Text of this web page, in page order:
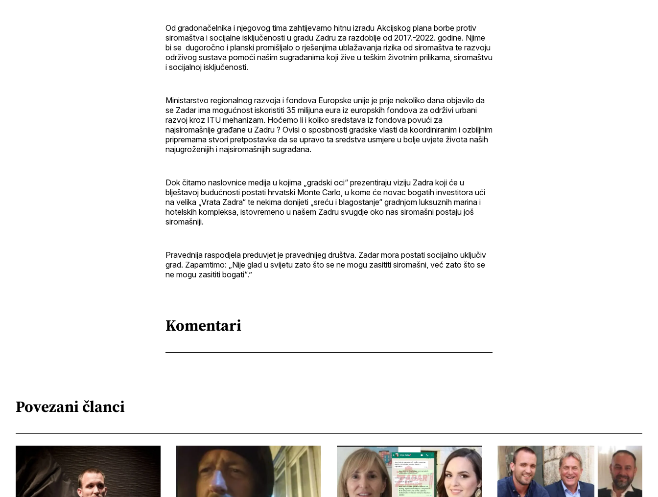
Od gradonačelnika i njegovog tima zahtijevamo hitnu izradu Akcijskog plana borbe protiv
siromaštva i socijalne isključenosti u gradu Zadru za razdoblje od 2017.-2022. godine. Njime
bi se dugoročno i planski promišljalo o rješenjima ublažavanja rizika od siromaštva te razvoju
održivog sustava pomoći našim sugrađanima koji žive u teškim životnim prilikama, siromaštvu
i socijalnoj isključenosti.
Ministarstvo regionalnog razvoja i fondova Europske unije je prije nekoliko dana objavilo da
se Zadar ima mogućnost iskoristiti 35 milijuna eura iz europskih fondova za održivi urbani
razvoj kroz ITU mehanizam. Hoćemo li i koliko sredstava iz fondova povući za
najsiromašnije građane u Zadru ? Ovisi o sposbnosti gradske vlasti da koordiniranim i ozbiljnim
pripremama stvori pretpostavke da se upravo ta sredstva usmjere u bolje uvjete života naših
najugroženijih i najsiromašnijih sugrađana.
Dok čitamo naslovnice medija u kojima „gradski oci“ prezentiraju viziju Zadra koji će u
blještavoj budućnosti postati hrvatski Monte Carlo, u kome će novac bogatih investitora ući
na velika „Vrata Zadra“ te nekima donijeti „sreću i blagostanje“ gradnjom luksuznih marina i
hotelskih kompleksa, istovremeno u našem Zadru svugdje oko nas siromašni postaju još
siromašniji.
Pravednija raspodjela preduvjet je pravednijeg društva. Zadar mora postati socijalno uključiv
grad. Zapamtimo: „Nije glad u svijetu zato što se ne mogu zasititi siromašni, već zato što se
ne mogu zasititi bogati“.”
Komentari
Povezani članci